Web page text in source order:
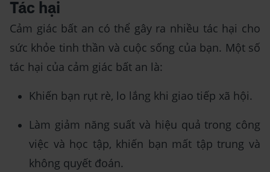
Tác hại
Cảm giác bất an có thể gây ra nhiều tác hại cho
sức khỏe tinh thần và cuộc sống của bạn. Một số
tác hại của cảm giác bất an là:
Khiến bạn rụt rè, lo lắng khi giao tiếp xã hội.
Làm giảm năng suất và hiệu quả trong công
việc và học tập, khiến bạn mất tập trung và
không quyết đoán.